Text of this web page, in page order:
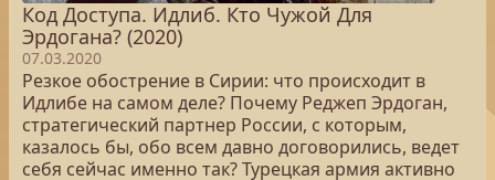
Код Доступа. Идлиб. Кто Чужой Для
Эрдогана? (2020)
07.03.2020
Резкое обострение в Сирии: что происходит в
Идлибе на самом деле? Почему Реджеп Эрдоган,
стратегический партнер России, с которым,
казалось бы, обо всем давно договорились, ведет
себя сейчас именно так? Турецкая армия активно